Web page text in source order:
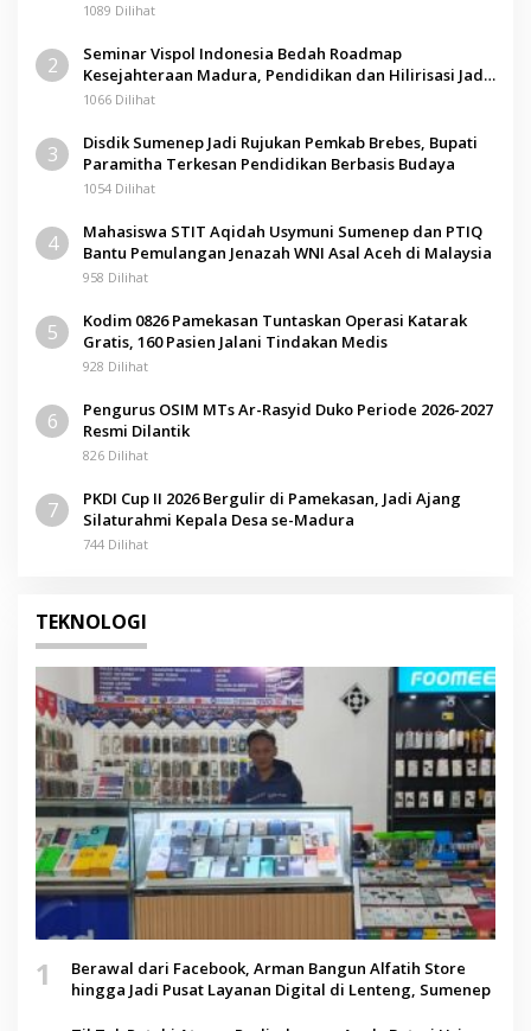
1089 Dilihat
2
Seminar Vispol Indonesia Bedah Roadmap
Kesejahteraan Madura, Pendidikan dan Hilirisasi Jadi
Kunci
1066 Dilihat
3
Disdik Sumenep Jadi Rujukan Pemkab Brebes, Bupati
Paramitha Terkesan Pendidikan Berbasis Budaya
1054 Dilihat
4
Mahasiswa STIT Aqidah Usymuni Sumenep dan PTIQ
Bantu Pemulangan Jenazah WNI Asal Aceh di Malaysia
958 Dilihat
5
Kodim 0826 Pamekasan Tuntaskan Operasi Katarak
Gratis, 160 Pasien Jalani Tindakan Medis
928 Dilihat
6
Pengurus OSIM MTs Ar-Rasyid Duko Periode 2026-2027
Resmi Dilantik
826 Dilihat
7
PKDI Cup II 2026 Bergulir di Pamekasan, Jadi Ajang
Silaturahmi Kepala Desa se-Madura
744 Dilihat
TEKNOLOGI
1
Berawal dari Facebook, Arman Bangun Alfatih Store
hingga Jadi Pusat Layanan Digital di Lenteng, Sumenep